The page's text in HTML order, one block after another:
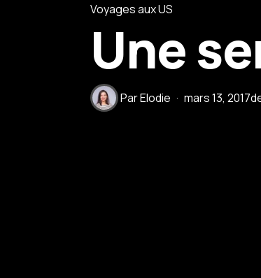
Voyages aux US
Une
ParElodie mars 13, 2017